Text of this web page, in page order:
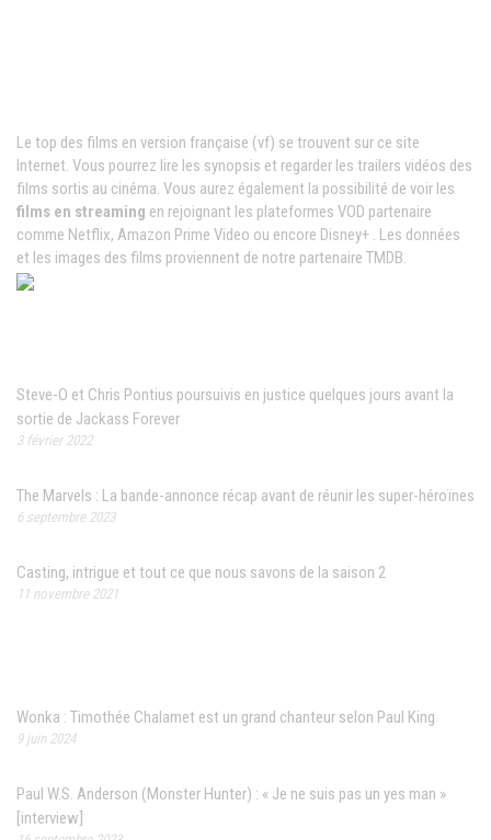
Le top des films en version française (vf) se trouvent sur ce site
Internet. Vous pourrez lire les synopsis et regarder les trailers vidéos des
films sortis au cinéma. Vous aurez également la possibilité de voir les
films en streaming en rejoignant les plateformes VOD partenaire
comme Netflix, Amazon Prime Video ou encore Disney+ . Les données
et les images des films proviennent de notre partenaire TMDB.
Steve-O et Chris Pontius poursuivis en justice quelques jours avant la
sortie de Jackass Forever
3 février 2022
The Marvels : La bande-annonce récap avant de réunir les super-héroïnes
6 septembre 2023
Casting, intrigue et tout ce que nous savons de la saison 2
11 novembre 2021
Wonka : Timothée Chalamet est un grand chanteur selon Paul King
9 juin 2024
Paul W.S. Anderson (Monster Hunter) : « Je ne suis pas un yes man »
[interview]